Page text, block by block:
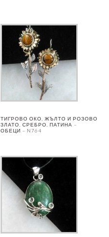
ТИГРОВО ОКО, ЖЪЛТО И РОЗОВО
ЗЛАТО, СРЕБРО, ПАТИНА –
ОБЕЦИ – N764